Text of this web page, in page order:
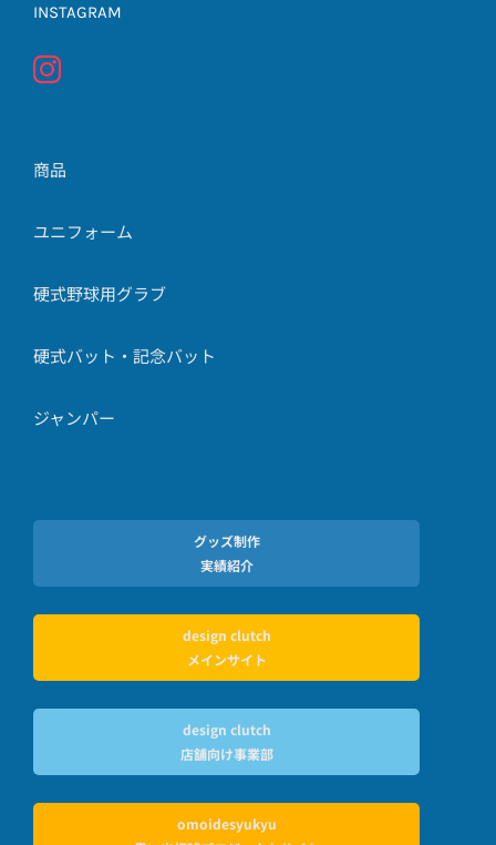
INSTAGRAM
商品
ユニフォーム
硬式野球用グラブ
硬式バット・記念バット
ジャンパー
グッズ制作
実績紹介
design clutch
メインサイト
design clutch
店舗向け事業部
omoidesyukyu